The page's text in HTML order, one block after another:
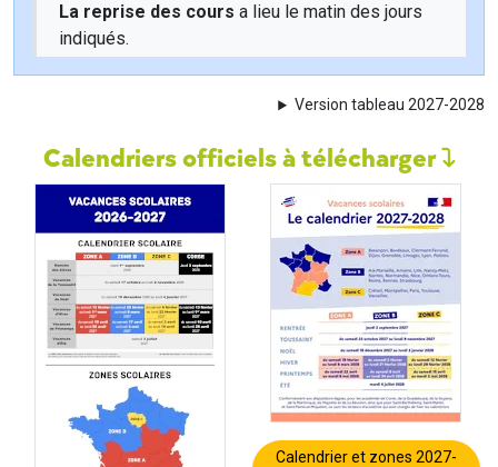
La reprise des cours a lieu le matin des jours
indiqués.
Version tableau 2027-2028
Calendriers officiels à télécharger
Calendrier et zones 2027-